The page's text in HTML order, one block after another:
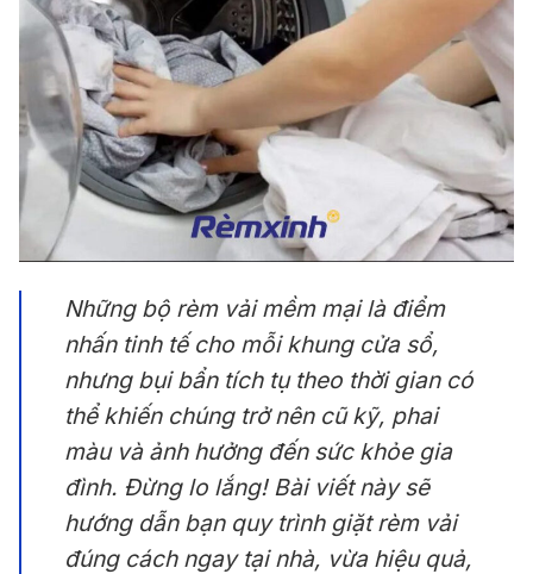
Những bộ rèm vải mềm mại là điểm
nhấn tinh tế cho mỗi khung cửa sổ,
nhưng bụi bẩn tích tụ theo thời gian có
thể khiến chúng trở nên cũ kỹ, phai
màu và ảnh hưởng đến sức khỏe gia
đình. Đừng lo lắng! Bài viết này sẽ
hướng dẫn bạn quy trình giặt rèm vải
đúng cách ngay tại nhà, vừa hiệu quả,